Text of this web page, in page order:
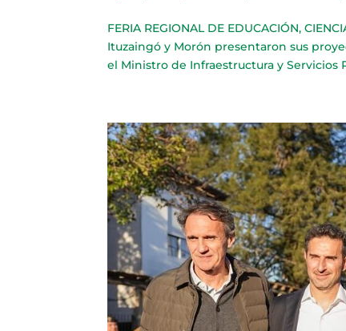
FERIA REGIONAL DE EDUCACIÓN,
Ituzaingó y Morón presentaron sus
el Ministro de Infraestructura y Servicios